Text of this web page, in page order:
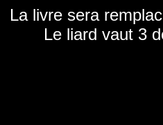
La livre sera
Le liard vaut 3